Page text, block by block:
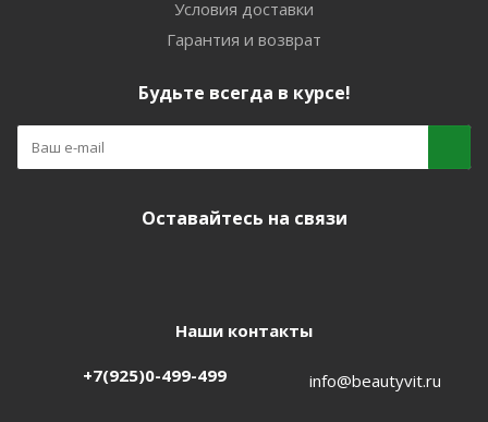
Условия доставки
Гарантия и возврат
Будьте всегда в курсе!
Оставайтесь на связи
Наши контакты
+7(925)0-499-499 info@beautyvit.ru